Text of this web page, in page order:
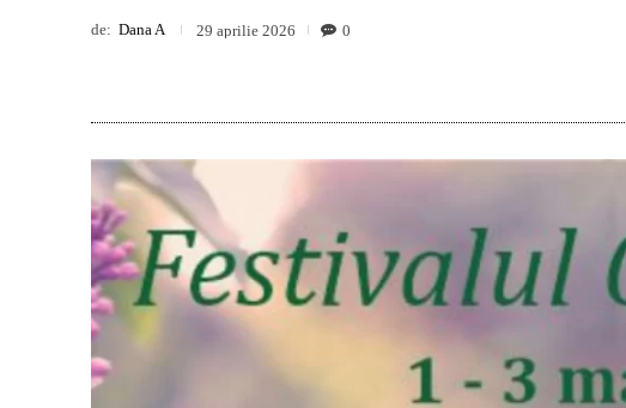
de: Dana A 29 aprilie 2026 0